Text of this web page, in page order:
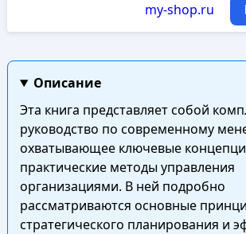
my-shop.ru
Описание
Эта книга представляет собой
руководство по современному
охватывающее ключевые
практические методы управления
организациями. В ней подробно
рассматриваются основные
стратегического планирования и